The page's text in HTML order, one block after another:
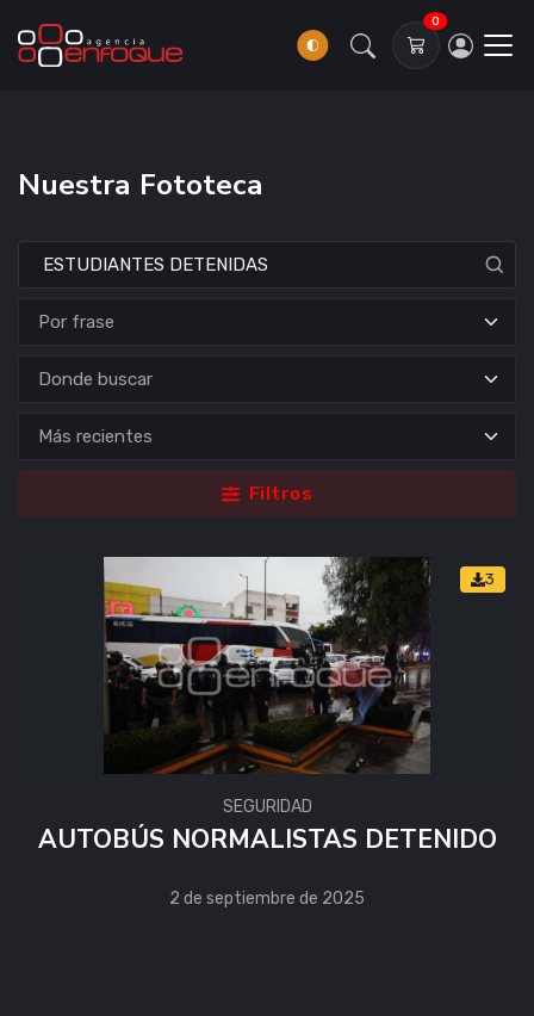
0
Nuestra Fototeca
Donde buscar
Filtros
3
SEGURIDAD
AUTOBÚS NORMALISTAS DETENIDO
2 de septiembre de 2025